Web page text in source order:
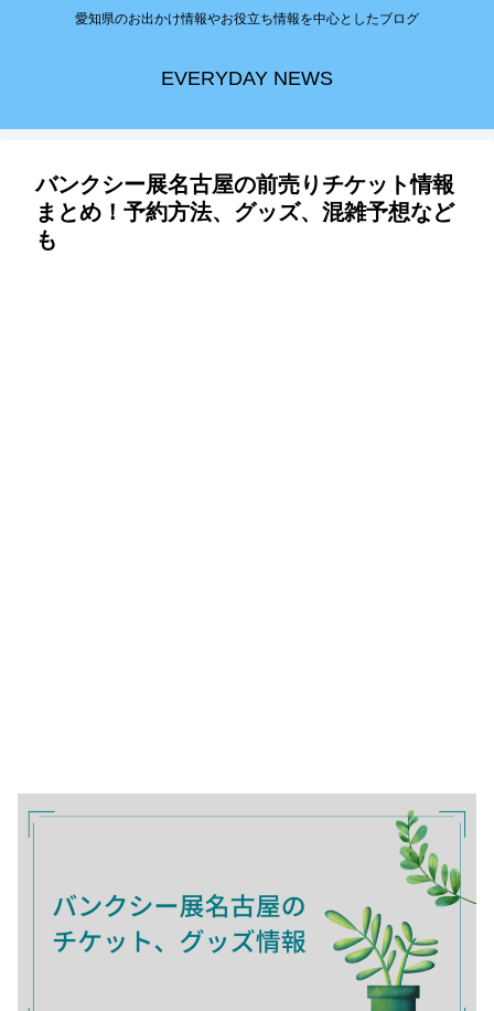
愛知県のお出かけ情報やお役立ち情報を中心としたブログ
EVERYDAY NEWS
バンクシー展名古屋の前売りチケット情報
まとめ！予約方法、グッズ、混雑予想など
も